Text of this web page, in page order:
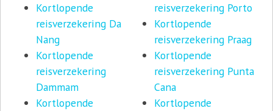
Kortlopende
reisverzekering Da
Nang
Kortlopende
reisverzekering
Dammam
Kortlopende
reisverzekering Porto
Kortlopende
reisverzekering Praag
Kortlopende
reisverzekering Punta
Cana
Kortlopende